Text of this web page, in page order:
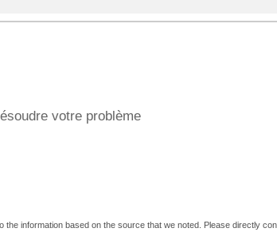
votre problème
information based on the source that we noted. Please directly